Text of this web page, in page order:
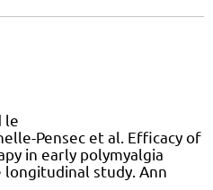
le
Pensec et al. Efficacy of
in early polymyalgia
study. Ann